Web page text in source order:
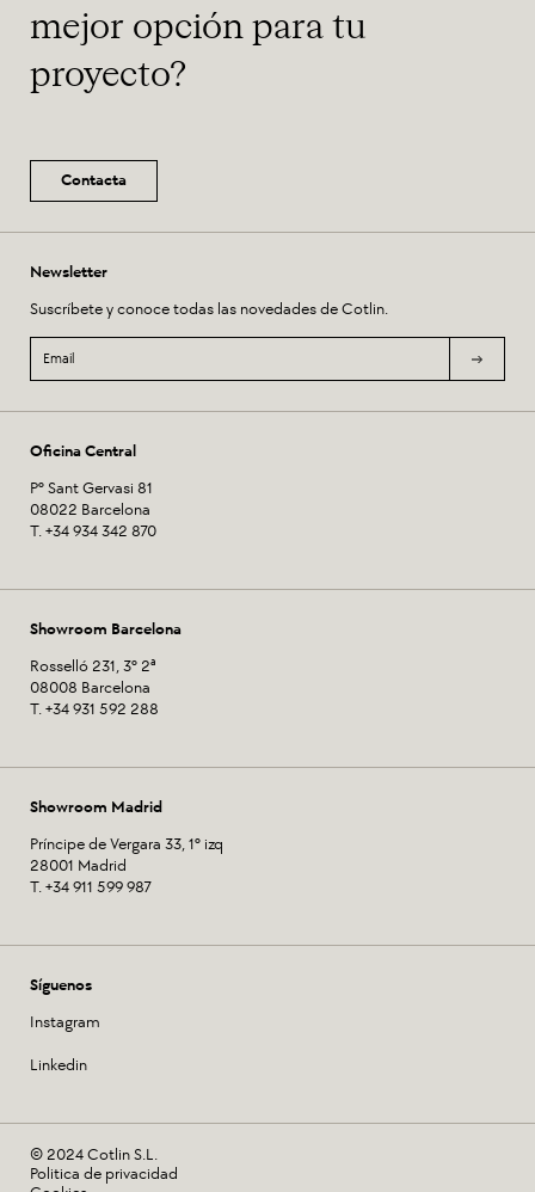
mejor opción para tu
proyecto?
Contacta
Newsletter
Suscríbete y conoce todas las novedades de Cotlin.
Oficina Central
Pº Sant Gervasi 81
08022 Barcelona
T. +34 934 342 870
Showroom Barcelona
Rosselló 231, 3º 2ª
08008 Barcelona
T. +34 931 592 288
Showroom Madrid
Príncipe de Vergara 33, 1º izq
28001 Madrid
T. +34 911 599 987
Síguenos
Instagram
Linkedin
© 2024 Cotlin S.L.
Politica de privacidad